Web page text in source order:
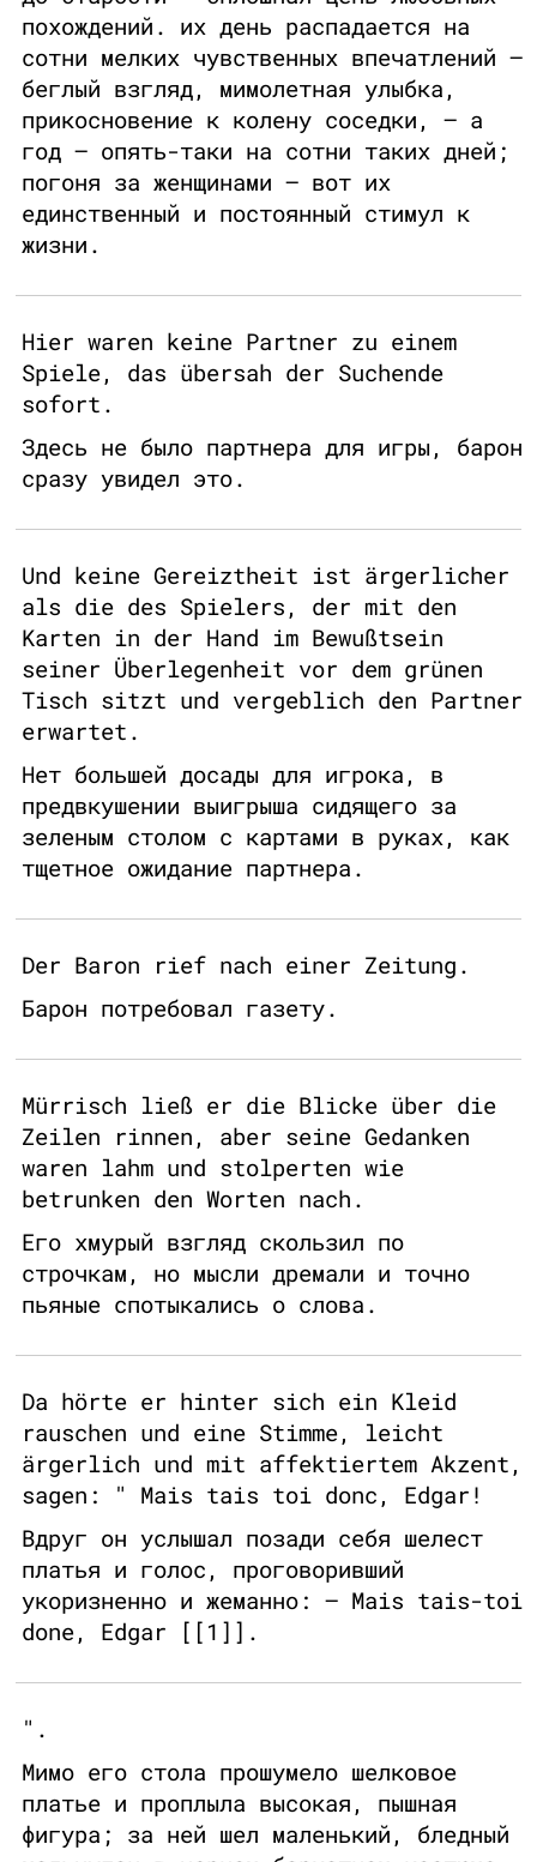
похождений. их день распадается на
сотни мелких чувственных впечатлений –
беглый взгляд, мимолетная улыбка,
прикосновение к колену соседки, – а
год – опять-таки на сотни таких дней;
погоня за женщинами – вот их
единственный и постоянный стимул к
жизни.
Hier waren keine Partner zu einem
Spiele, das übersah der Suchende
sofort.
Здесь не было партнера для игры, барон
сразу увидел это.
Und keine Gereiztheit ist ärgerlicher
als die des Spielers, der mit den
Karten in der Hand im Bewußtsein
seiner Überlegenheit vor dem grünen
Tisch sitzt und vergeblich den Partner
erwartet.
Нет большей досады для игрока, в
предвкушении выигрыша сидящего за
зеленым столом с картами в руках, как
тщетное ожидание партнера.
Der Baron rief nach einer Zeitung.
Барон потребовал газету.
Mürrisch ließ er die Blicke über die
Zeilen rinnen, aber seine Gedanken
waren lahm und stolperten wie
betrunken den Worten nach.
Его хмурый взгляд скользил по
строчкам, но мысли дремали и точно
пьяные спотыкались о слова.
Da hörte er hinter sich ein Kleid
rauschen und eine Stimme, leicht
ärgerlich und mit affektiertem Akzent,
sagen: " Mais tais toi donc, Edgar!
Вдруг он услышал позади себя шелест
платья и голос, проговоривший
укоризненно и жеманно: – Mais tais-toi
done, Edgar [[1]].
".
Мимо его стола прошумело шелковое
платье и проплыла высокая, пышная
фигура; за ней шел маленький, бледный